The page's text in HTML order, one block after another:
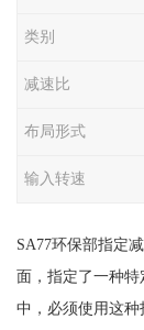
类别
减速比
布局形式
输入转速
SA77环保部指定
面，指定了一种
中，必须使用这种